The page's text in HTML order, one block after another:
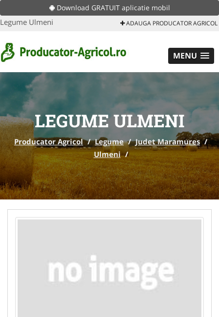
Download GRATUIT aplicatie mobil
Legume Ulmeni ADAUGA PRODUCATOR AGRICOL
MENU
LEGUME ULMENI
Producator Agricol / Legume / Judet Maramures /
Ulmeni /